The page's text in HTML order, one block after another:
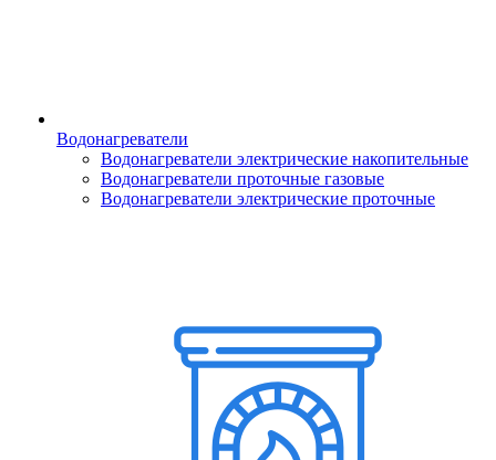
Водонагреватели
Водонагреватели электрические накопительные
Водонагреватели проточные газовые
Водонагреватели электрические проточные